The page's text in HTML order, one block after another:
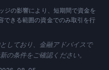
ジの影響により、短期間で資金を
できる範囲の資金でのみ取引を行
しており、金融アドバイスで
の条件をご確認ください。